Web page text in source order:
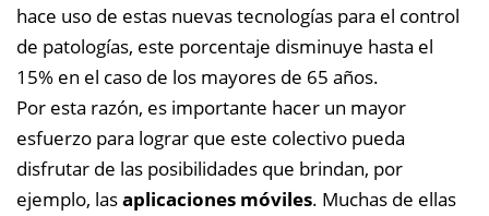
hace uso de estas nuevas tecnologías para el control
de patologías, este porcentaje disminuye hasta el
15% en el caso de los mayores de 65 años.
Por esta razón, es importante hacer un mayor
esfuerzo para lograr que este colectivo pueda
disfrutar de las posibilidades que brindan, por
ejemplo, lasaplicaciones móviles. Muchas de ellas